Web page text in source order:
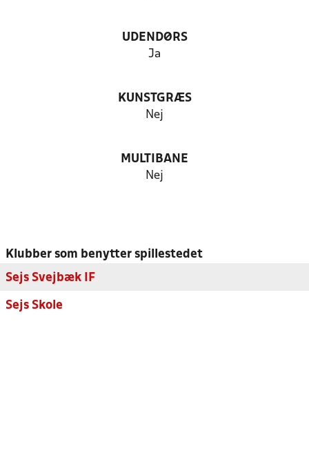
UDENDØRS
Ja
KUNSTGRÆS
Nej
MULTIBANE
Nej
Klubber som benytter spillestedet
Sejs Svejbæk IF
Sejs Skole